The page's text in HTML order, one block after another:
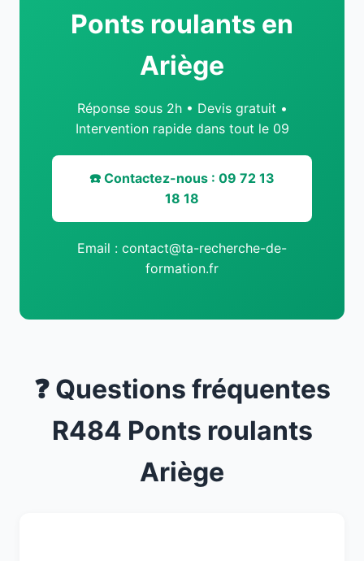
Ponts roulants en
Ariège
Réponse sous 2h • Devis gratuit •
Intervention rapide dans tout le 09
☎️ Contactez-nous : 09 72 13
18 18
Email : contact@ta-recherche-de-
formation.fr
❓ Questions fréquentes
R484 Ponts roulants
Ariège